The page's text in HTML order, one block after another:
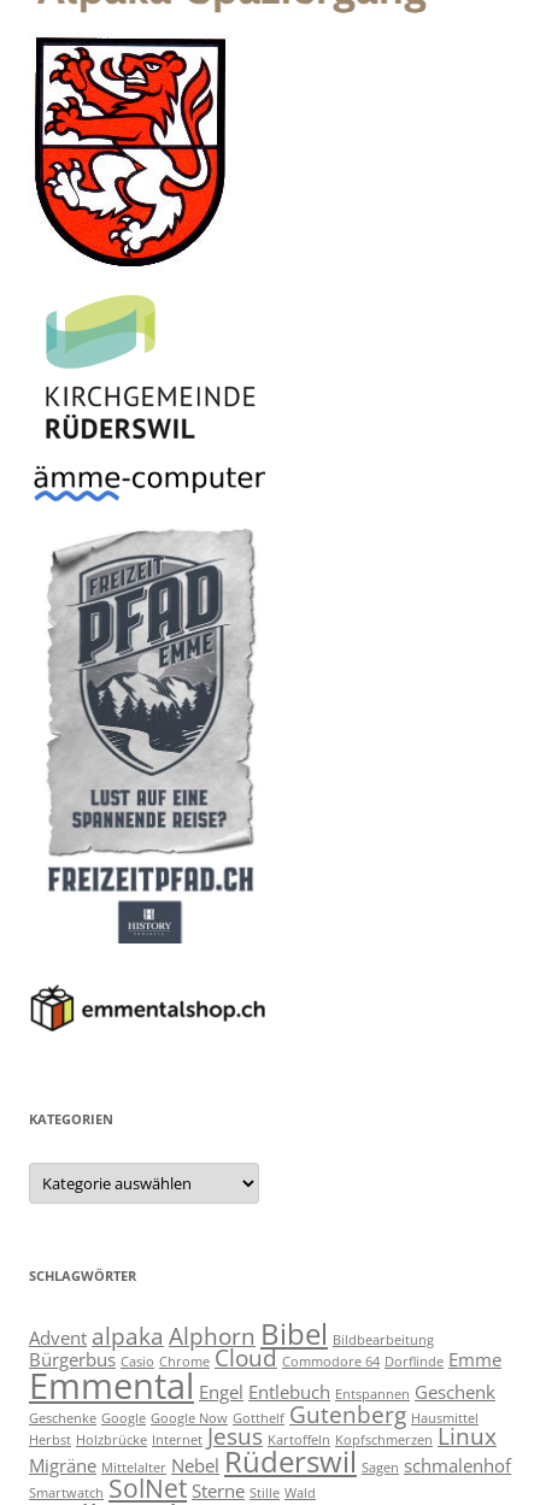
KATEGORIEN
Kategorien
SCHLAGWÖRTER
Advent alpaka Alphorn Bibel Bildbearbeitung
Bürgerbus Casio Chrome Cloud Commodore 64 Dorflinde Emme
Emmental Engel Entlebuch Entspannen Geschenk
Geschenke Google Google Now Gotthelf Gutenberg Hausmittel
Herbst Holzbrücke Internet Jesus Kartoffeln Kopfschmerzen Linux
Migräne Mittelalter Nebel Rüderswil Sagen schmalenhof
Smartwatch SolNet Sterne Stille Wald